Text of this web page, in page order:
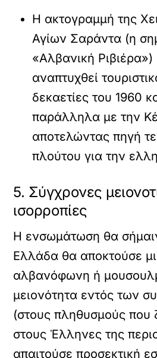
Η ακτογραμμή της
Αγίων Σαράντα (η
«Αλβανική Ριβιέρα»)
αναπτυχθεί
δεκαετίες του 1960
παράλληλα με την
αποτελώντας πηγή
πλούτου για την
5. Σύγχρονες
ισορροπίες
Η ενσωμάτωση θα
Ελλάδα θα αποκτούσε
αλβανόφωνη ή
μειονότητα εντός των
(στους πληθυσμούς
στους Έλληνες της
απαιτούσε προσεκτική